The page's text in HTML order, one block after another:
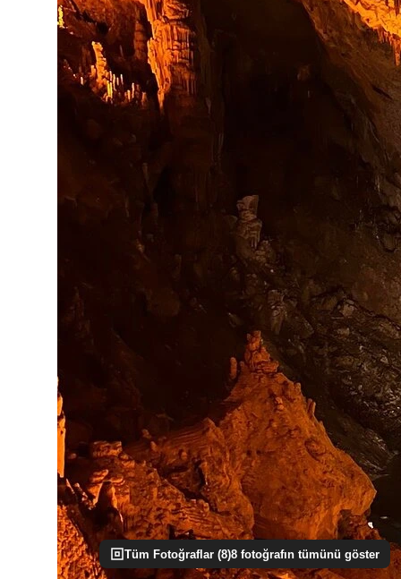
Tüm Fotoğraflar (8)8 fotoğrafın tümünü göster